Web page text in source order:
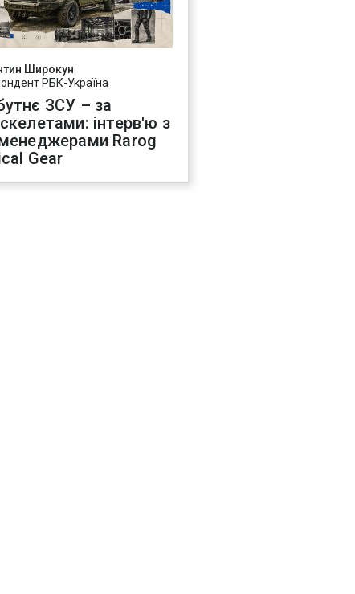
Широкун
РБК-Україна
ЗСУ – за
інтерв'ю з
Rarog
Gear